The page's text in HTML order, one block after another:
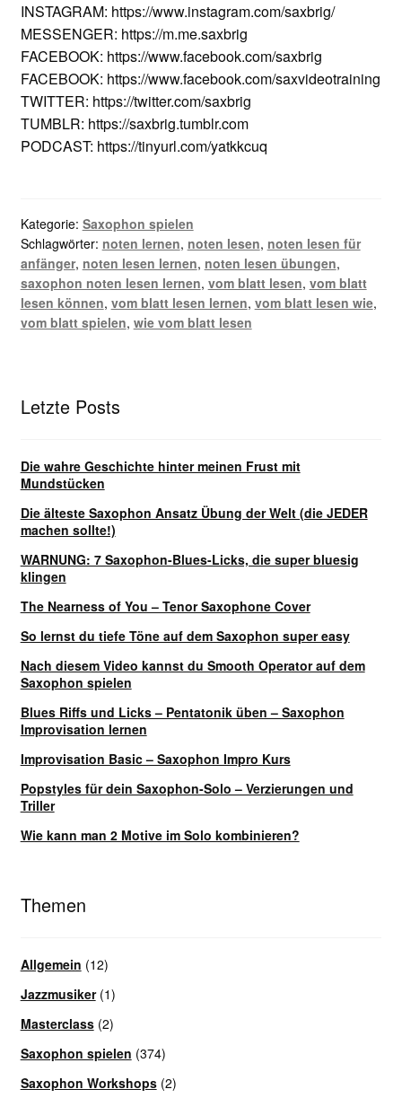
INSTAGRAM: https://www.instagram.com/saxbrig/
MESSENGER: https://m.me.saxbrig
FACEBOOK: https://www.facebook.com/saxbrig
FACEBOOK: https://www.facebook.com/saxvideotraining
TWITTER: https://twitter.com/saxbrig
TUMBLR: https://saxbrig.tumblr.com
PODCAST: https://tinyurl.com/yatkkcuq
Kategorie: Saxophon spielen
Schlagwörter: noten lernen, noten lesen, noten lesen für
anfänger, noten lesen lernen, noten lesen übungen,
saxophon noten lesen lernen, vom blatt lesen, vom blatt
lesen können, vom blatt lesen lernen, vom blatt lesen wie,
vom blatt spielen, wie vom blatt lesen
Letzte Posts
Die wahre Geschichte hinter meinen Frust mit
Mundstücken
Die älteste Saxophon Ansatz Übung der Welt (die JEDER
machen sollte!)
WARNUNG: 7 Saxophon-Blues-Licks, die super bluesig
klingen
The Nearness of You – Tenor Saxophone Cover
So lernst du tiefe Töne auf dem Saxophon super easy
Nach diesem Video kannst du Smooth Operator auf dem
Saxophon spielen
Blues Riffs und Licks – Pentatonik üben – Saxophon
Improvisation lernen
Improvisation Basic – Saxophon Impro Kurs
Popstyles für dein Saxophon-Solo – Verzierungen und
Triller
Wie kann man 2 Motive im Solo kombinieren?
Themen
Allgemein (12)
Jazzmusiker(1)
Masterclass(2)
Saxophon spielen (374)
Saxophon Workshops(2)